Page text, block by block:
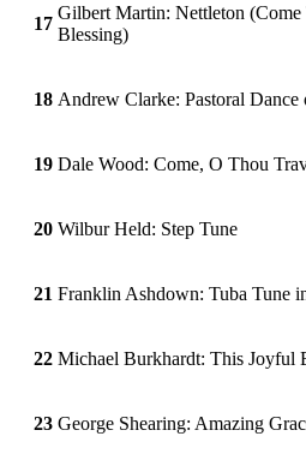
17
Gilbert Martin: Nettleton
Blessing)
18 Andrew Clarke: Pastoral
19 Dale Wood: Come, O Thou
20 Wilbur Held: Step Tune
21 Franklin Ashdown: Tuba Tune
22 Michael Burkhardt: This Joyful
23 George Shearing: Amazing